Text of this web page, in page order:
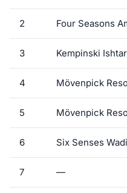
2 Four Seasons
3 Kempinski
4 Mövenpick
5 Mövenpick
6 Six Senses
7 —